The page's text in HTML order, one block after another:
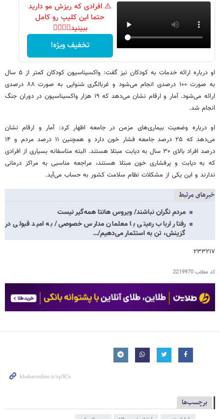
⚠️ افرادی که ریزش مو دارید
حتما این کلیپ رو کامل
ببینید👆🏻👆🏻
تخفیف ویژه!
او درباره ارائه خدمات به کودکان نیز گفت: واکسیناسیون کودکان کمتر از ۵ سال
به صورت ۱۰۰ درصدی انجام می‌شود و غربالگری شنوایی به صورت ۸۸ درصدی
ارائه می‌شود. آمار و ارقام نشان می‌دهد که ۱۹ هزار واکسیناسیون در دوران جنگ
انجام شد.
او درباره وضعیت بیماری‌های مزمن در جامعه اظهار کرد: آمار و ارقام نشان
می‌دهد که ۲۵ درصد جامعه فشار خون دارد و همچنین ۱۱ درصد مردم و ۱۴
درصد افراد بالای ۳۰ سال به دیابت مبتلا هستند. البته متاسفانه بسیاری از افرادی
که به دیابت و پرفشاری خون مبتلا هستند، مراجعه مناسبی به مراکز درمانی
ندارند و این یکی از مشکلات نظام سلامت کشور به حساب می‌آید.
خبرهای مرتبط
مردم نگران نباشند/ ویروس هانتا همه‌گیر نیست
رفتار ارباب رعیتی با معلمان مدارس خصوصی/ به امید قبولی در
گزینش، تن به استثمار می‌دهیم/…
۲۳۳۲۱۷
کد مطلب2219970
برچسب‌ها